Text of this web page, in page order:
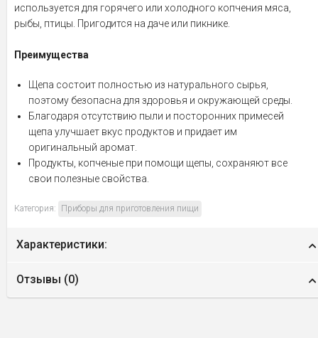
используется для горячего или холодного копчения мяса,
рыбы, птицы. Пригодится на даче или пикнике.
Преимущества
Щепа состоит полностью из натурального сырья,
поэтому безопасна для здоровья и окружающей среды.
Благодаря отсутствию пыли и посторонних примесей
щепа улучшает вкус продуктов и придает им
оригинальный аромат.
Продукты, копченые при помощи щепы, сохраняют все
свои полезные свойства.
Категория: Приборы для приготовления пищи
Характеристики:
Отзывы (0)